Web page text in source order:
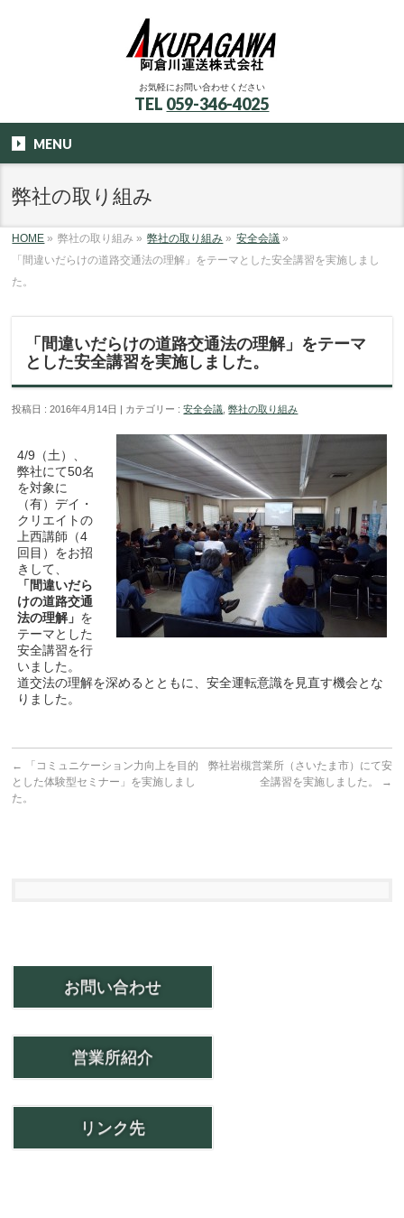
お気軽にお問い合わせください
TEL 059-346-4025
MENU
弊社の取り組み
HOME » 弊社の取り組み » 弊社の取り組み » 安全会議 »
「間違いだらけの道路交通法の理解」をテーマとした安全講習を実施しまし
た。
「間違いだらけの道路交通法の理解」をテーマ
とした安全講習を実施しました。
投稿日 : 2016年4月14日 カテゴリー :安全会議 ,弊社の取り組み
4/9（土）、
弊社にて50名
を対象に
（有）デイ・
クリエイトの
上西講師（4
回目）をお招
きして、
「間違いだら
けの道路交通
法の理解」 を
テーマとした
安全講習を行
いました。
道交法の理解を深めるとともに、安全運転意識を見直す機会とな
りました。
←
「コミュニケーション力向上を目的
とした体験型セミナー」を実施しまし
た。
弊社岩槻営業所（さいたま市）にて安
全講習を実施しました。
→
お問い合わせ
営業所紹介
リンク先